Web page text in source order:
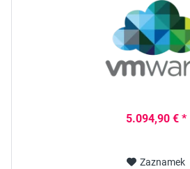
5.094,90 € *
Zaznamek